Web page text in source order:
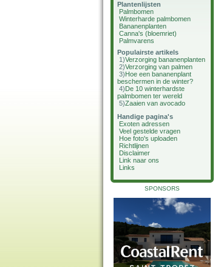
Plantenlijsten
Palmbomen
Winterharde palmbomen
Bananenplanten
Canna's (bloemriet)
Palmvarens
Populairste artikels
1)Verzorging bananenplanten
2)Verzorging van palmen
3)Hoe een bananenplant
beschermen in de winter?
4)De 10 winterhardste
palmbomen ter wereld
5)Zaaien van avocado
Handige pagina's
Exoten adressen
Veel gestelde vragen
Hoe foto's uploaden
Richtlijnen
Disclaimer
Link naar ons
Links
SPONSORS